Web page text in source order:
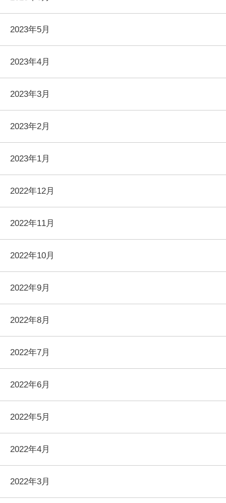
2023年5月
2023年4月
2023年3月
2023年2月
2023年1月
2022年12月
2022年11月
2022年10月
2022年9月
2022年8月
2022年7月
2022年6月
2022年5月
2022年4月
2022年3月